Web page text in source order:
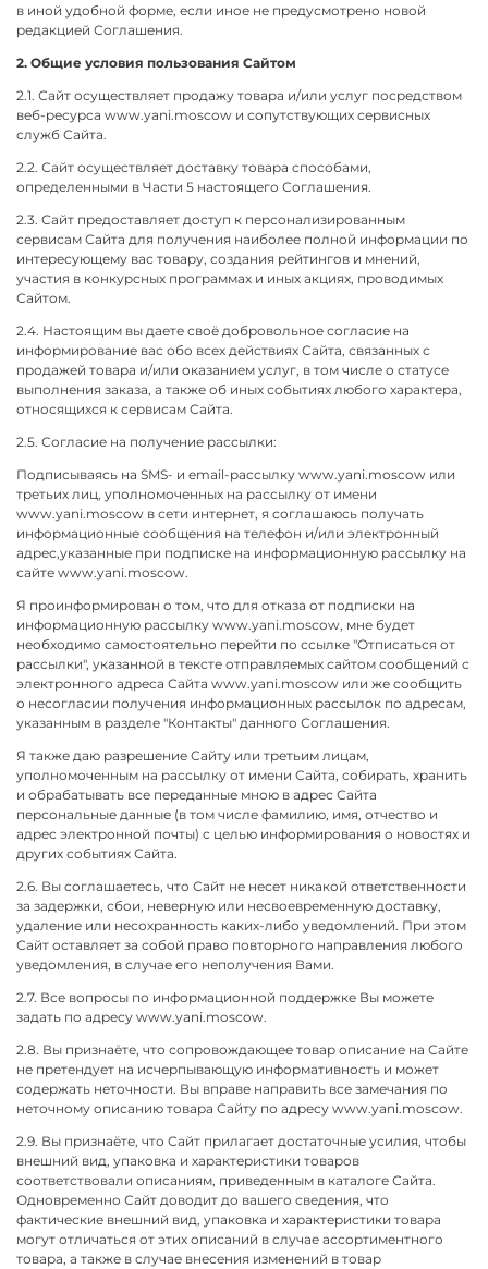
в иной удобной форме, если иное не предусмотрено новой
редакцией Соглашения.
2. Общие условия пользования Сайтом
2.1. Сайт осуществляет продажу товара и/или услуг посредством
веб-ресурса www.yani.moscow и сопутствующих сервисных
служб Сайта.
2.2. Сайт осуществляет доставку товара способами,
определенными в Части 5 настоящего Соглашения.
2.3. Сайт предоставляет доступ к персонализированным
сервисам Сайта для получения наиболее полной информации по
интересующему вас товару, создания рейтингов и мнений,
участия в конкурсных программах и иных акциях, проводимых
Сайтом.
2.4. Настоящим вы даете своё добровольное согласие на
информирование вас обо всех действиях Сайта, связанных с
продажей товара и/или оказанием услуг, в том числе о статусе
выполнения заказа, а также об иных событиях любого характера,
относящихся к сервисам Сайта.
2.5. Согласие на получение рассылки:
Подписываясь на SMS- и email-рассылку www.yani.moscow или
третьих лиц, уполномоченных на рассылку от имени
www.yani.moscow в сети интернет, я соглашаюсь получать
информационные сообщения на телефон и/или электронный
адрес,указанные при подписке на информационную рассылку на
сайте www.yani.moscow.
Я проинформирован о том, что для отказа от подписки на
информационную рассылку www.yani.moscow, мне будет
необходимо самостоятельно перейти по ссылке "Отписаться от
рассылки", указанной в тексте отправляемых сайтом сообщений с
электронного адреса Сайта www.yani.moscow или же сообщить
о несогласии получения информационных рассылок по адресам,
указанным в разделе "Контакты" данного Соглашения.
Я также даю разрешение Сайту или третьим лицам,
уполномоченным на рассылку от имени Сайта, собирать, хранить
и обрабатывать все переданные мною в адрес Сайта
персональные данные (в том числе фамилию, имя, отчество и
адрес электронной почты) с целью информирования о новостях и
других событиях Сайта.
2.6. Вы соглашаетесь, что Сайт не несет никакой ответственности
за задержки, сбои, неверную или несвоевременную доставку,
удаление или несохранность каких-либо уведомлений. При этом
Сайт оставляет за собой право повторного направления любого
уведомления, в случае его неполучения Вами.
2.7. Все вопросы по информационной поддержке Вы можете
задать по адресу www.yani.moscow.
2.8. Вы признаёте, что сопровождающее товар описание на Сайте
не претендует на исчерпывающую информативность и может
содержать неточности. Вы вправе направить все замечания по
неточному описанию товара Сайту по адресу www.yani.moscow.
2.9. Вы признаёте, что Сайт прилагает достаточные усилия, чтобы
внешний вид, упаковка и характеристики товаров
соответствовали описаниям, приведенным в каталоге Сайта.
Одновременно Сайт доводит до вашего сведения, что
фактические внешний вид, упаковка и характеристики товара
могут отличаться от этих описаний в случае ассортиментного
товара, а также в случае внесения изменений в товар